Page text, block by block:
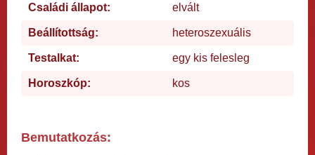
Családi állapot: elvált
Beállítottság: heteroszexuális
Testalkat: egy kis felesleg
Horoszkóp: kos
Bemutatkozás: